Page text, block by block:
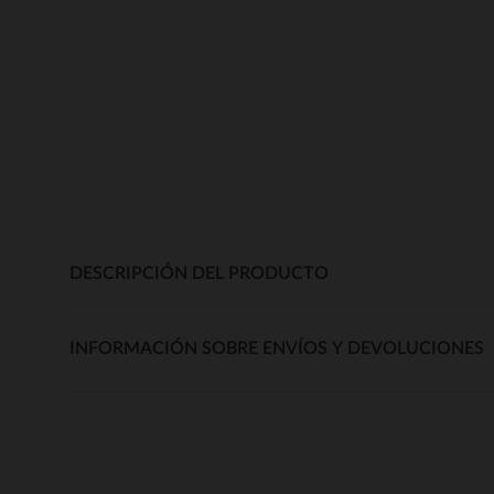
DESCRIPCIÓN DEL PRODUCTO
INFORMACIÓN SOBRE ENVÍOS Y DEVOLUCIONES